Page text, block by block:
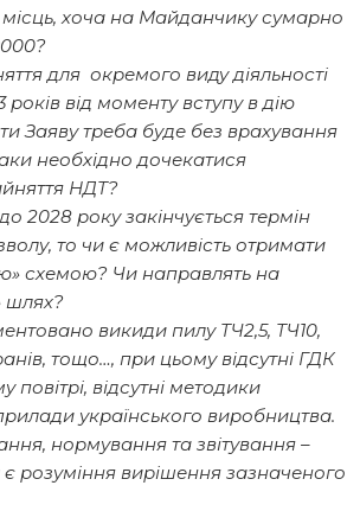
місць, хоча на Майданчику сумарно
для окремого виду діяльності
від моменту вступу в дію
Заяву треба буде без врахування
необхідно дочекатися
НДТ?
2028 року закінчується термін
то чи є можливість отримати
схемою? Чи направлять на
шлях?
викиди пилу ТЧ2,5, ТЧ10,
тощо…, при цьому відсутні ГДК
відсутні методики
українського виробництва.
нормування та звітування –
розуміння вирішення зазначеного